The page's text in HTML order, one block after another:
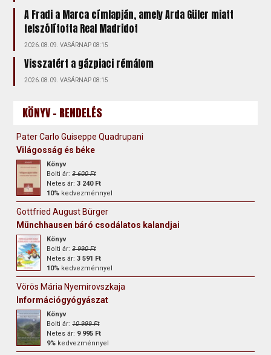
A Fradi a Marca címlapján, amely Arda Güler miatt
felszólította Real Madridot
2026.08.09. VASÁRNAP 08:15
Visszatért a gázpiaci rémálom
2026.08.09. VASÁRNAP 08:15
KÖNYV - RENDELÉS
Pater Carlo Guiseppe Quadrupani
Világosság és béke
Könyv
Bolti ár:3 600 Ft
Netes ár:3 240 Ft
10% kedvezménnyel
Gottfried August Bürger
Münchhausen báró csodálatos kalandjai
Könyv
Bolti ár:3 990 Ft
Netes ár:3 591 Ft
10% kedvezménnyel
Vörös Mária Nyemirovszkaja
Információgyógyászat
Könyv
Bolti ár:10 999 Ft
Netes ár: 9 995 Ft
9% kedvezménnyel